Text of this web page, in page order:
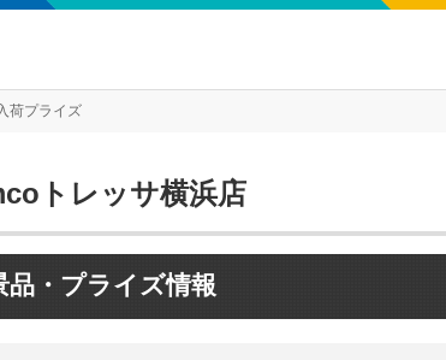
荷プライズ
トレッサ横浜店
品・プライズ情報